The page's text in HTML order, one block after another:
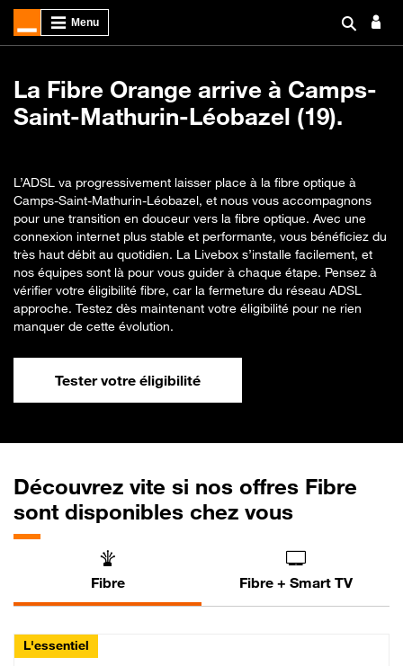
La Fibre Orange arrive à Camps-
Saint-Mathurin-Léobazel (19).
L’ADSL va progressivement laisser place à la fibre optique à
Camps-Saint-Mathurin-Léobazel, et nous vous accompagnons
pour une transition en douceur vers la fibre optique. Avec une
connexion internet plus stable et performante, vous bénéficiez du
très haut débit au quotidien. La Livebox s’installe facilement, et
nos équipes sont là pour vous guider à chaque étape. Pensez à
vérifier votre éligibilité fibre, car la fermeture du réseau ADSL
approche. Testez dès maintenant votre éligibilité pour ne rien
manquer de cette évolution.
Tester votre éligibilité
Découvrez vite si nos offres Fibre
sont disponibles chez vous
Fibre Fibre + Smart TV
L'essentiel